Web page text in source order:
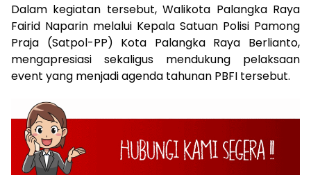
Dalam kegiatan tersebut, Walikota Palangka Raya
Fairid Naparin melalui Kepala Satuan Polisi Pamong
Praja (Satpol-PP) Kota Palangka Raya Berlianto,
mengapresiasi sekaligus mendukung pelaksaan
event yang menjadi agenda tahunan PBFI tersebut.